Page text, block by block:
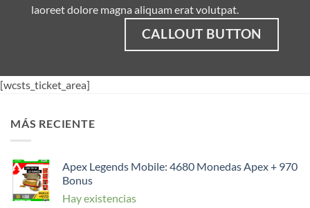
laoreet dolore magna aliquam erat volutpat.
CALLOUT BUTTON
[wcsts_ticket_area]
MÁS RECIENTE
Apex Legends Mobile: 4680 Monedas Apex + 970
Bonus
Hay existencias